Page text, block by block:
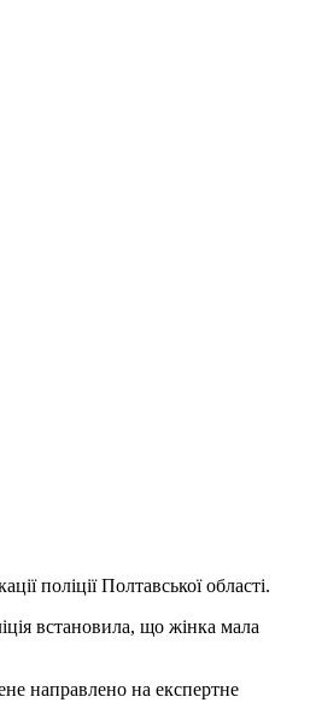
поліції Полтавської області.
встановила, що жінка мала
направлено на експертне